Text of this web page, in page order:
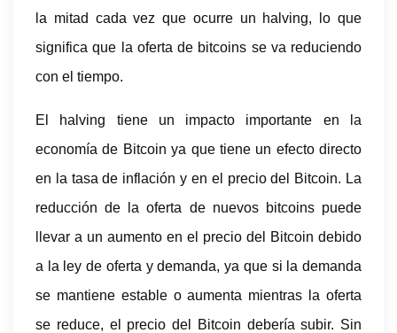
la mitad cada vez que ocurre un halving, lo que
significa que la oferta de bitcoins se va reduciendo
con el tiempo.
El halving tiene un impacto importante en la
economía de Bitcoin ya que tiene un efecto directo
en la tasa de inflación y en el precio del Bitcoin. La
reducción de la oferta de nuevos bitcoins puede
llevar a un aumento en el precio del Bitcoin debido
a la ley de oferta y demanda, ya que si la demanda
se mantiene estable o aumenta mientras la oferta
se reduce, el precio del Bitcoin debería subir. Sin